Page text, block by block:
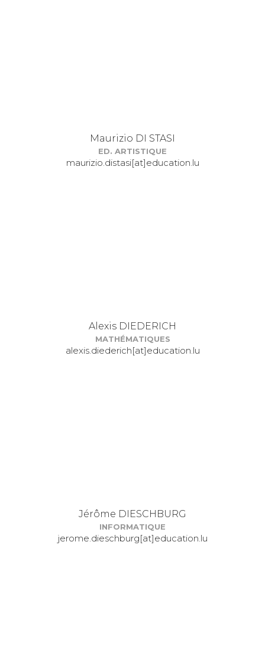
Maurizio DI STASI
ED. ARTISTIQUE
maurizio.distasi[at]education.lu
Alexis DIEDERICH
MATHÉMATIQUES
alexis.diederich[at]education.lu
Jérôme DIESCHBURG
INFORMATIQUE
jerome.dieschburg[at]education.lu